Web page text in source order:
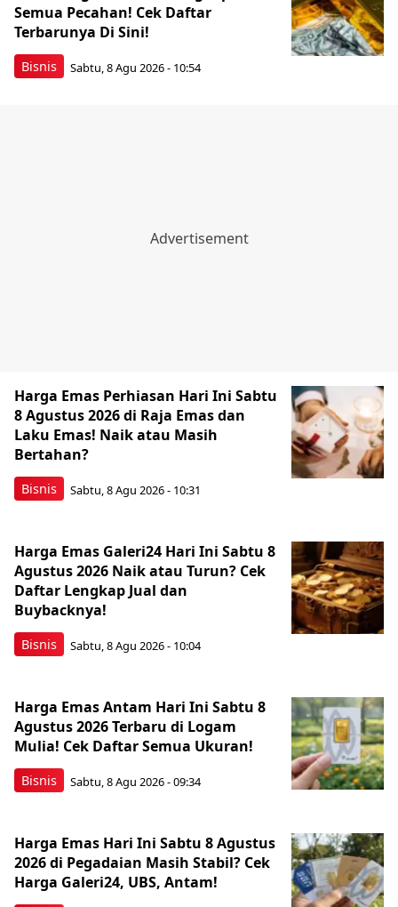
Bisnis
Semua Pecahan! Cek Daftar
Terbarunya Di Sini!
Sabtu, 8 Agu 2026 - 10:54
Bisnis
Harga Emas Perhiasan Hari Ini Sabtu
8 Agustus 2026 di Raja Emas dan
Laku Emas! Naik atau Masih
Bertahan?
Sabtu, 8 Agu 2026 - 10:31
Bisnis
Harga Emas Galeri24 Hari Ini Sabtu 8
Agustus 2026 Naik atau Turun? Cek
Daftar Lengkap Jual dan
Buybacknya!
Sabtu, 8 Agu 2026 - 10:04
Bisnis
Harga Emas Antam Hari Ini Sabtu 8
Agustus 2026 Terbaru di Logam
Mulia! Cek Daftar Semua Ukuran!
Sabtu, 8 Agu 2026 - 09:34
Harga Emas Hari Ini Sabtu 8 Agustus
2026 di Pegadaian Masih Stabil? Cek
Harga Galeri24, UBS, Antam!